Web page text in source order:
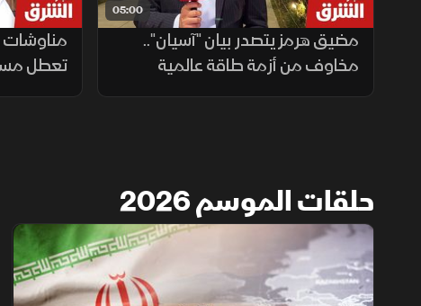
05:00
مضيق هرمز يتصدر بيان "آسيان"..
مخاوف من أزمة طاقة عالمية
مناوشات
تعطل
حلقات الموسم 2026